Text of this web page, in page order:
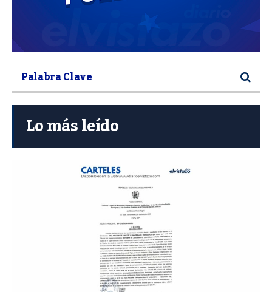
Lo más leído